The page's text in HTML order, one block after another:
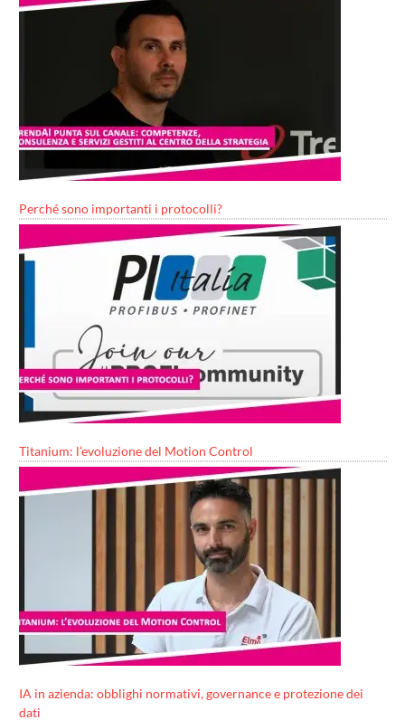
Perché sono importanti i protocolli?
Titanium: l’evoluzione del Motion Control
IA in azienda: obblighi normativi, governance e protezione dei
dati